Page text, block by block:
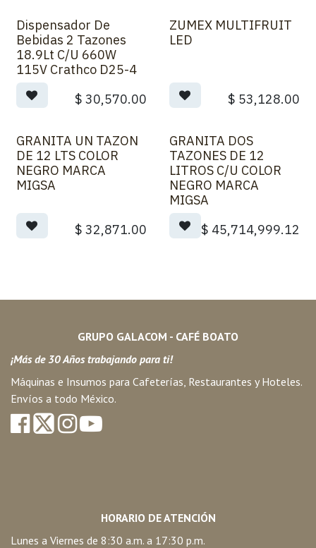
Dispensador De
Bebidas 2 Tazones
18.9Lt C/U 660W
115V Crathco D25-4
$ 30,570.00
Nuevo!
ZUMEX MULTIFRUIT
LED
$ 53,128.00
GRANITA UN TAZON
DE 12 LTS COLOR
NEGRO MARCA
MIGSA
$ 32,871.00
GRANITA DOS
TAZONES DE 12
LITROS C/U COLOR
NEGRO MARCA
MIGSA
$ 45,714,999.12
GRUPO GALACOM - CAFÉ BOATO
¡Más de 30 Años trabajando para ti!
Máquinas e Insumos para Cafeterías, Restaurantes y Hoteles.
Envíos a todo México.
HORARIO DE ATENCIÓN
Lunes a Viernes de 8:30 a.m. a 17:30 p.m.